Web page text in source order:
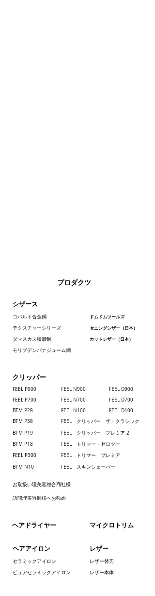
プロダクツ
シザース
コバルト合金鋼
テクスチャーシリーズ
ダマスカス積層鋼
ドムドムツールズ
セニングシザー（日本）
カットシザー（日本）
モリブデンバナジューム鋼
クリッパー
FEEL P900
FEEL P700
BTM P28
BTM P38
BTM P19
BTM P18
FEEL P300
BTM N10
FEEL N900
​FEEL N700
FEEL N100
FEEL D900
FEEL D700
FEEL D100
FEEL クリッパー ザ・クラシック
FEEL クリッパー プレミア 2
FEEL トリマー・ゼロツー
FEEL トリマー プレミア
FEEL スキンシェーバー
お取扱い理美容総合商社様
訪問理美容師様へお勧め
​ヘアドライヤー
ヘアアイロン
セラミックアイロン
ピュアセラミックアイロン
​マイクロトリム
レザー
レザー替刃
レザー本体